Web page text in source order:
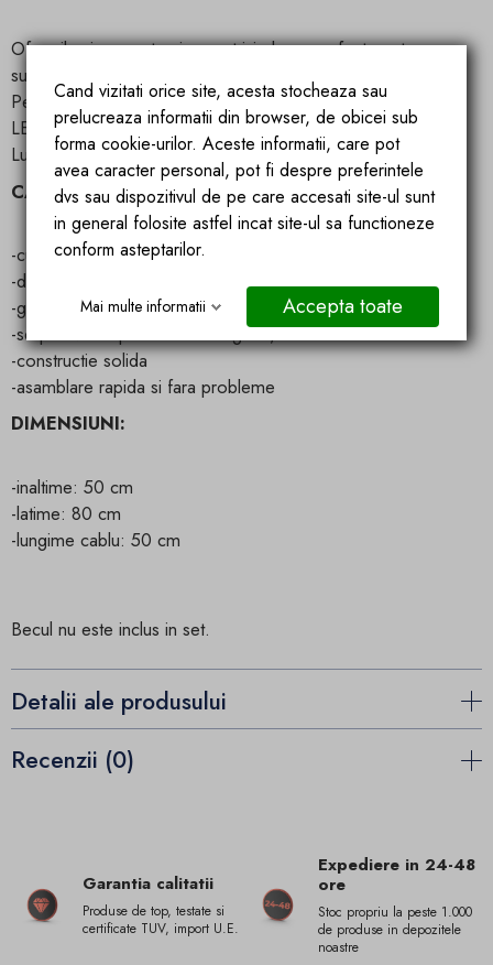
Ofera iluminare puternica, potrivindu-se perfect pentru
sufragerie, bucatarie, bar sau hol.
Pendulul are cel mai popular soclu, conceput pentru becul
LED.
Lungimea cablului poate fi adaptata camerei sau decorului.
CARACTERISTICILE PRODUSULUI:
-culoare: negru/alb
-design modern in stilul glamour
-glob din plastic de culoare alba rezistent si elegant
-se potriveste perfect in sufragerie, bucatarie sau bar
-constructie solida
-asamblare rapida si fara probleme
DIMENSIUNI:
-inaltime: 50 cm
-latime: 80 cm
-lungime cablu: 50 cm
Becul nu este inclus in set.
Detalii ale produsului
Recenzii (0)
Garantia calitatii
Produse de top, testate si
certificate TUV, import U.E.
Expediere in 24-48
ore
Stoc propriu la peste 1.000
de produse in depozitele
noastre
Cand vizitati orice site, acesta stocheaza sau
prelucreaza informatii din browser, de obicei sub
forma cookie-urilor. Aceste informatii, care pot
avea caracter personal, pot fi despre preferintele
dvs sau dispozitivul de pe care accesati site-ul sunt
in general folosite astfel incat site-ul sa functioneze
conform asteptarilor.
Mai multe informatii Accepta toate